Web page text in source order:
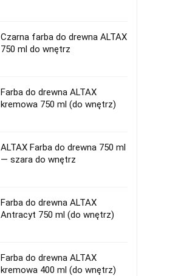
Czarna farba do drewna ALTAX
750 ml do wnętrz
Farba do drewna ALTAX
kremowa 750 ml (do wnętrz)
ALTAX Farba do drewna 750 ml
— szara do wnętrz
Farba do drewna ALTAX
Antracyt 750 ml (do wnętrz)
Farba do drewna ALTAX
kremowa 400 ml (do wnętrz)